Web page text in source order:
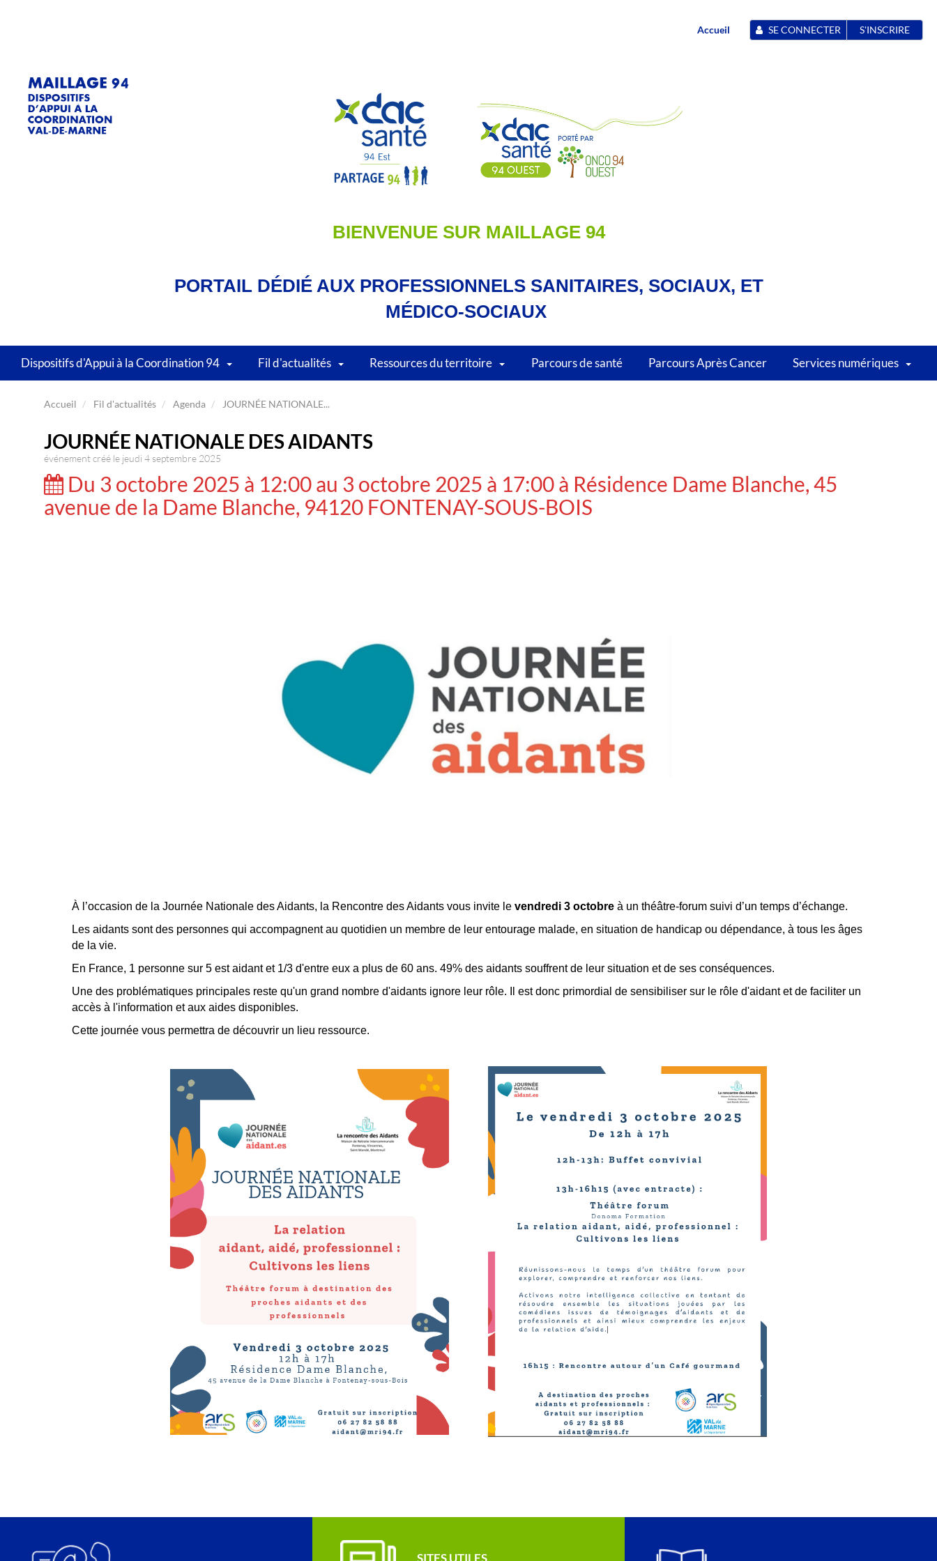
Accueil SE CONNECTER S'INSCRIRE
BIENVENUE SUR MAILLAGE 94
PORTAIL DÉDIÉ AUX PROFESSIONNELS SANITAIRES, SOCIAUX, ET
MÉDICO-SOCIAUX
Dispositifs d'Appui à la Coordination 94 Fil d'actualités Ressources du territoire Parcours de santé Parcours Après Cancer Services numériques
Accueil Fil d'actualités Agenda JOURNÉE NATIONALE...
JOURNÉE NATIONALE DES AIDANTS
événement créé le jeudi 4 septembre 2025
Du 3 octobre 2025 à 12:00 au 3 octobre 2025 à 17:00 à Résidence Dame Blanche, 45
avenue de la Dame Blanche, 94120 FONTENAY-SOUS-BOIS
À l’occasion de la Journée Nationale des Aidants, la Rencontre des Aidants vous invite levendredi 3 octobreà un théâtre-forum suivi d’un temps d’échange.
Les aidants sont des personnes qui accompagnent au quotidien un membre de leur entourage malade, en situation de handicap ou dépendance, à tous les âges
de la vie.
En France, 1 personne sur 5 est aidant et 1/3 d'entre eux a plus de 60 ans. 49% des aidants souffrent de leur situation et de ses conséquences.
Une des problématiques principales reste qu'un grand nombre d'aidants ignore leur rôle. Il est donc primordial de sensibiliser sur le rôle d'aidant et de faciliter un
accès à l'information et aux aides disponibles.
Cette journée vous permettra de découvrir un lieu ressource.
SITES UTILES